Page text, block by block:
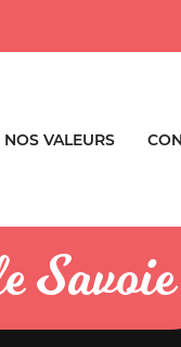
NOS VALEURS
Savoie